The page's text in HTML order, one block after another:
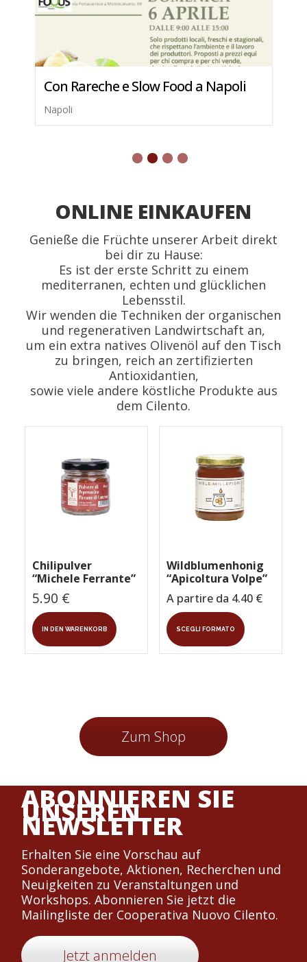
Con Rareche e Slow Food a Napoli
Napoli
ONLINE EINKAUFEN
Genieße die Früchte unserer Arbeit direkt
bei dir zu Hause:
Es ist der erste Schritt zu einem
mediterranen, echten und glücklichen
Lebensstil.
Wir wenden die Techniken der organischen
und regenerativen Landwirtschaft an,
um ein extra natives Olivenöl auf den Tisch
zu bringen, reich an zertifizierten
Antioxidantien,
sowie viele andere köstliche Produkte aus
dem Cilento.
Chilipulver
“Michele Ferrante”
5.90 €
IN DEN WARENKORB
Wildblumenhonig
“Apicoltura Volpe”
A partire da 4.40 €
SCEGLI FORMATO
Dieses
Produkt
weist
Zum Shop
ABONNIEREN SIE
UNSEREN
NEWSLETTER
Erhalten Sie eine Vorschau auf
Sonderangebote, Aktionen, Recherchen und
Neuigkeiten zu Veranstaltungen und
Workshops. Abonnieren Sie jetzt die
Mailingliste der Cooperativa Nuovo Cilento.
Jetzt anmelden